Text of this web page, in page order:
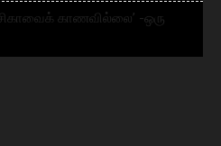
காணவில்லை’ -ஒரு